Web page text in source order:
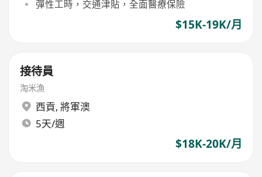
彈性工時，交通津貼，全面醫療保險
$15K-19K/月
接待員
淘米漁
西貢, 將軍澳
5天/週
$18K-20K/月